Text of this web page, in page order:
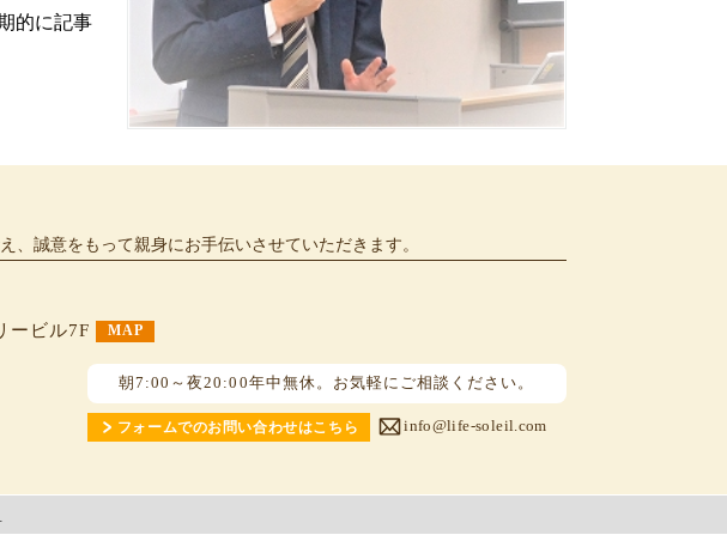
的に記事
誠意をもって親身にお手伝いさせていただきます。
ビル7F MAP
朝7:00～夜20:00年中無休。お気軽にご相談ください。
フォームでのお問い合わせはこちら info@life-soleil.com